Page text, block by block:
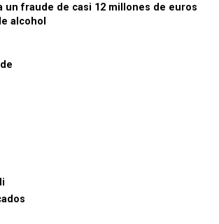
un fraude de casi 12 millones de euros
alcohol